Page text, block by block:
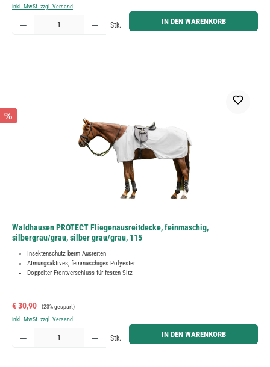
inkl. MwSt. zzgl. Versand
Produkt Anzahl: Gib den gewünschten Wert ein oder benutze die Schaltflächen um die Anzahl zu
Stk. IN DEN WARENKORB
%
Waldhausen PROTECT Fliegenausreitdecke, feinmaschig,
silbergrau/grau, silber grau/grau, 115
Insektenschutz beim Ausreiten
Atmungsaktives, feinmaschiges Polyester
Doppelter Frontverschluss für festen Sitz
Verkaufspreis:
€ 30,90 Regulärer Preis:
(23% gespart)
inkl. MwSt. zzgl. Versand
Produkt Anzahl: Gib den gewünschten Wert ein oder benutze die Schaltflächen um die Anzahl zu
Stk. IN DEN WARENKORB